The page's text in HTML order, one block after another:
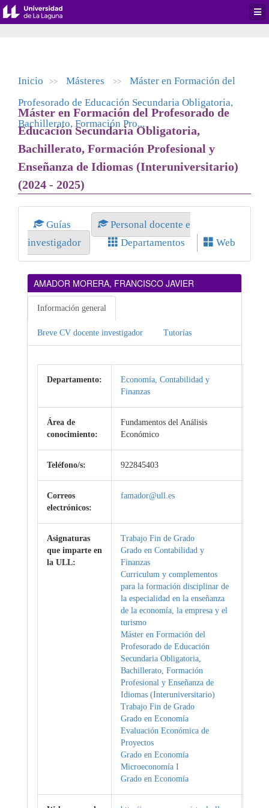
Inicio >> Másteres >>
Máster en Formación del
Profesorado de Educación Secundaria Obligatoria,
Bachillerato, Formación Pro...
Máster en Formación del Profesorado de
Educación Secundaria Obligatoria,
Bachillerato, Formación Profesional y
Enseñanza de Idiomas (Interuniversitario)
(2024 - 2025)
Guías
Personal docente e
investigador
Departamentos Web
AMADOR MORERA, FRANCISCO JAVIER
Información general
Breve CV docente investigador Tutorías
Departamento:
Economía, Contabilidad y
Finanzas
Área de
conocimiento:
Fundamentos del Análisis
Económico
Teléfono/s: 922845403
Correos
electrónicos:
famador@ull.es
Asignaturas
que imparte en
la ULL:
Trabajo Fin de Grado
Grado en Contabilidad y
Finanzas
Curriculum y complementos
para la formación disciplinar de
la especialidad en la enseñanza
de la economía, la empresa y el
turismo
Máster en Formación del
Profesorado de Educación
Secundaria Obligatoria,
Bachillerato, Formación
Profesional y Enseñanza de
Idiomas (Interuniversitario)
Trabajo Fin de Grado
Grado en Economía
Evaluación Económica de
Proyectos
Grado en Economía
Microeconomía I
Grado en Economía